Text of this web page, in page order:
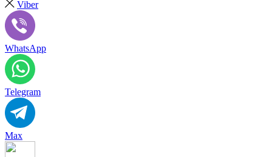
Viber
WhatsApp
Telegram
Max